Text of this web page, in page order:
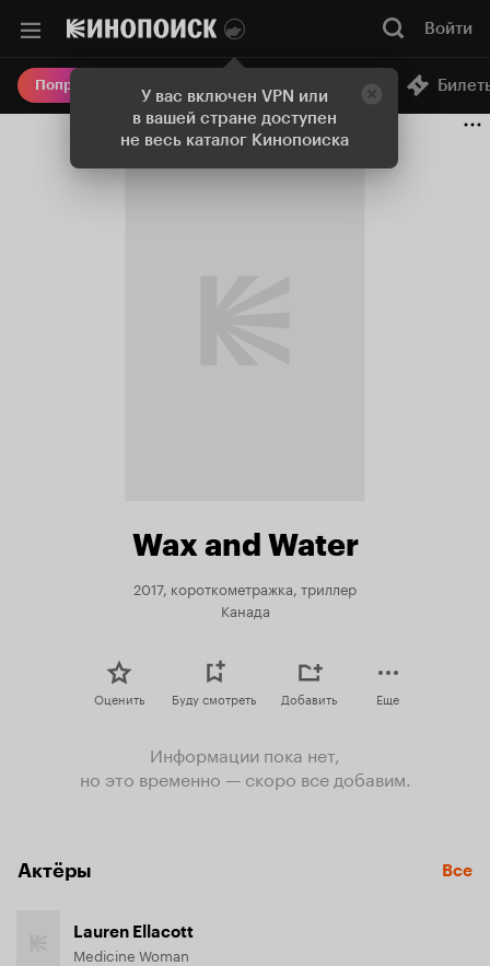
У вас включен VPN или
в вашей стране доступен
не весь каталог Кинопоиска
Войти
Попробовать Плюс Онлайн-кинотеатр
Wax and Water
2017, короткометражка, триллер
Канада
Оценить Буду смотреть Добавить Еще
Информации пока нет,
но это временно — скоро все добавим.
Актёры Все
Lauren Ellacott
Medicine Woman